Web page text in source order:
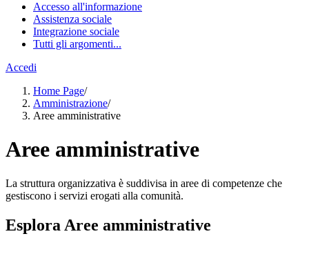
Accesso all'informazione
Assistenza sociale
Integrazione sociale
Tutti gli argomenti...
Accedi
Home Page/
Amministrazione/
Aree amministrative
Aree amministrative
La struttura organizzativa è suddivisa in aree di competenze che
gestiscono i servizi erogati alla comunità.
Esplora Aree amministrative